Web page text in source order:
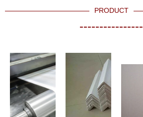
PRODUCT
----------------